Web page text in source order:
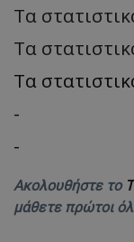
Τα
Τα
Τα
-
-
Ακολουθήστε το
μάθετε πρώτοι